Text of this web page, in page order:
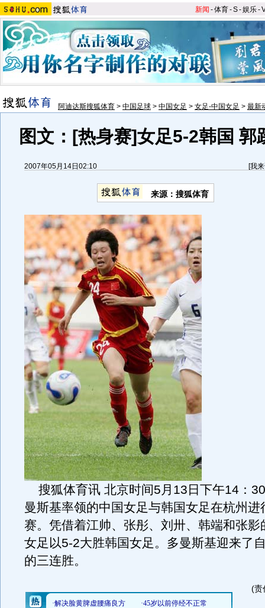
新闻 -体育-S-娱乐-
阿迪达斯搜狐体育 > 中国足球 > 中国女足 > 女足-中国女足 > 最新
图文：[热身赛]女足5-2韩国 郭
2007年05月14日02:10 [我
来源：搜狐体育
搜狐体育讯 北京时间5月13日下午14：
曼斯基率领的中国女足与韩国女足在杭州进
赛。凭借着江帅、张彤、刘卅、韩端和张影
女足以5-2大胜韩国女足。多曼斯基迎来了
的三连胜。
(责